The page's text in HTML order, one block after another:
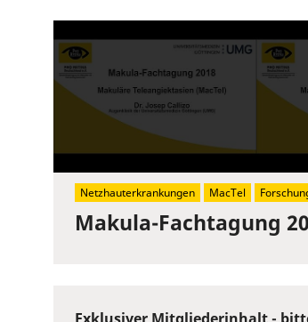
Makula-Fachtagung
Netzhauterkrankungen MacTel